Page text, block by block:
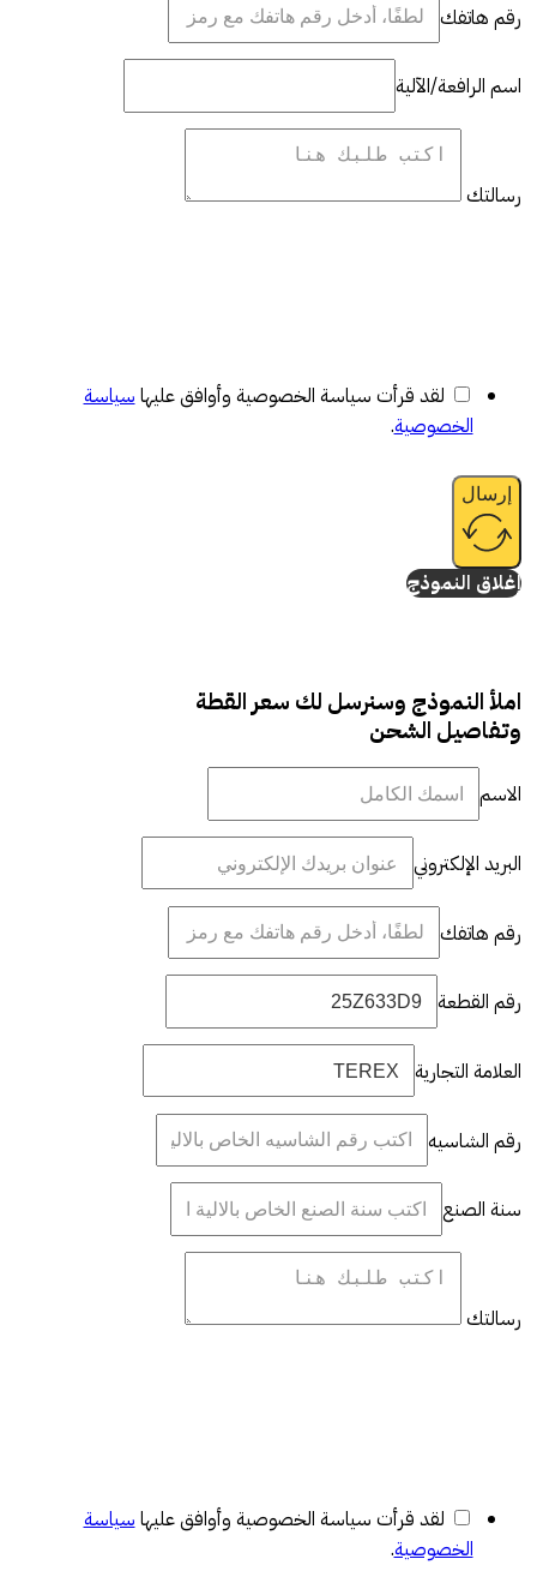
رقم هاتفك
اسم الرافعة/الآلية
رسالتك
لقد قرأت سياسة الخصوصية وأوافق عليها سياسة
الخصوصية.
إرسال
إغلاق النموذج
املأ النموذج وسنرسل لك سعر القطة
وتفاصيل الشحن
الاسم
البريد الإلكتروني
رقم هاتفك
رقم القطعة
العلامة التجارية
رقم الشاسيه
سنة الصنع
رسالتك
لقد قرأت سياسة الخصوصية وأوافق عليها سياسة
الخصوصية.